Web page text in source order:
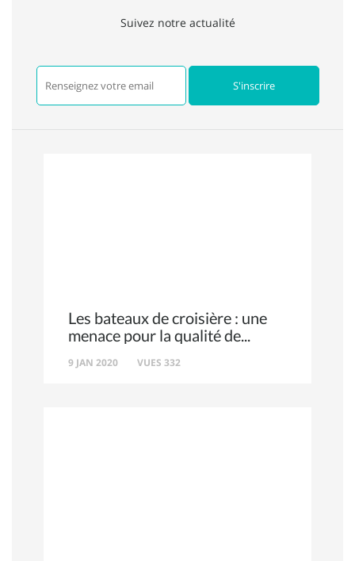
Suivez notre actualité
Les bateaux de croisière : une
menace pour la qualité de
9 JAN 2020 VUES 332